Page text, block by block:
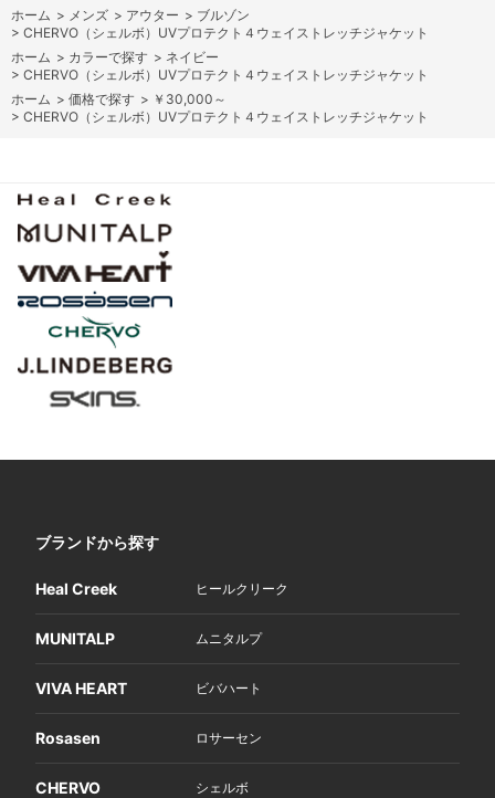
ホーム > メンズ > アウター > ブルゾン
> CHERVO（シェルボ）UVプロテクト４ウェイストレッチジャケット
ホーム > カラーで探す > ネイビー
> CHERVO（シェルボ）UVプロテクト４ウェイストレッチジャケット
ホーム > 価格で探す > ￥30,000～
> CHERVO（シェルボ）UVプロテクト４ウェイストレッチジャケット
ブランドから探す
Heal Creek ヒールクリーク
MUNITALP ムニタルプ
VIVA HEART ビバハート
Rosasen ロサーセン
CHERVO シェルボ